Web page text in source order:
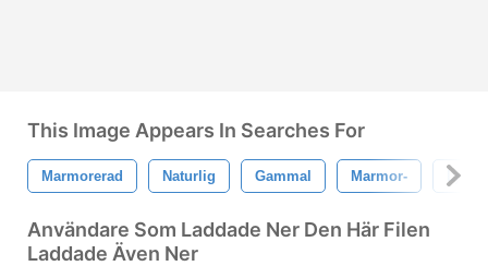
This Image Appears In Searches For
Marmorerad Naturlig Gammal Marmor- Ljus
Användare Som Laddade Ner Den Här Filen
Laddade Även Ner